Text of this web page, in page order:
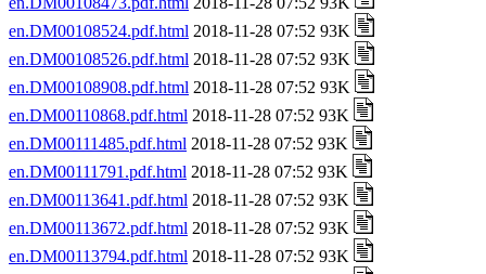
en.DM00108524.pdf.html 2018-11-28 07:52 93K
en.DM00108526.pdf.html 2018-11-28 07:52 93K
en.DM00108908.pdf.html 2018-11-28 07:52 93K
en.DM00110868.pdf.html 2018-11-28 07:52 93K
en.DM00111485.pdf.html 2018-11-28 07:52 93K
en.DM00111791.pdf.html 2018-11-28 07:52 93K
en.DM00113641.pdf.html 2018-11-28 07:52 93K
en.DM00113672.pdf.html 2018-11-28 07:52 93K
en.DM00113794.pdf.html 2018-11-28 07:52 93K